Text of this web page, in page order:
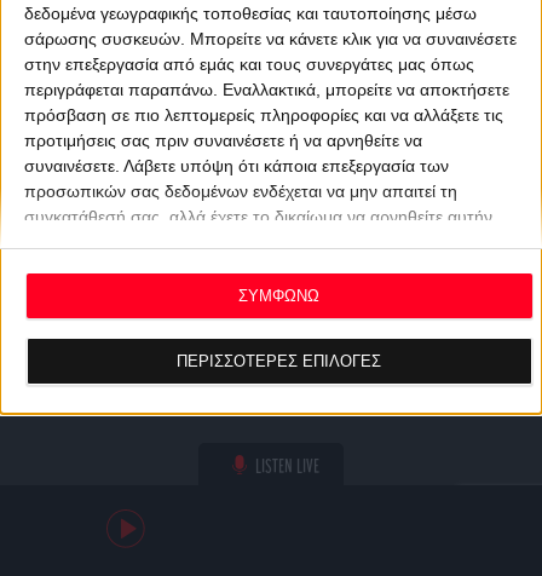
δεδομένα γεωγραφικής τοποθεσίας και ταυτοποίησης μέσω
σάρωσης συσκευών. Μπορείτε να κάνετε κλικ για να συναινέσετε
στην επεξεργασία από εμάς και τους συνεργάτες μας όπως
περιγράφεται παραπάνω. Εναλλακτικά, μπορείτε να αποκτήσετε
πρόσβαση σε πιο λεπτομερείς πληροφορίες και να αλλάξετε τις
προτιμήσεις σας πριν συναινέσετε ή να αρνηθείτε να
συναινέσετε. Λάβετε υπόψη ότι κάποια επεξεργασία των
προσωπικών σας δεδομένων ενδέχεται να μην απαιτεί τη
συγκατάθεσή σας, αλλά έχετε το δικαίωμα να αρνηθείτε αυτήν
ανακαλέσετε τη συγκατάθεσή σας ανά πάσα στιγμή
επιστρέφοντας σε αυτόν τον ιστότοπο και κάνοντας κλικ στο
κουμπί "Απορρήτου" στο κάτω μέρος της ιστοσελίδας.
ΠΕΡΙΣΣΟΤΕΡΕΣ ΕΠΙΛΟΓΕΣ
ΣΥΜΦΩΝΩ
LISTEN LIVE